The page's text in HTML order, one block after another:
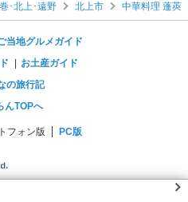
･北上･遠野 北上市 中華料理 蓬莢
当地グルメガイド
お土産ガイド
の旅行記
んTOPへ
フォン版 PC版